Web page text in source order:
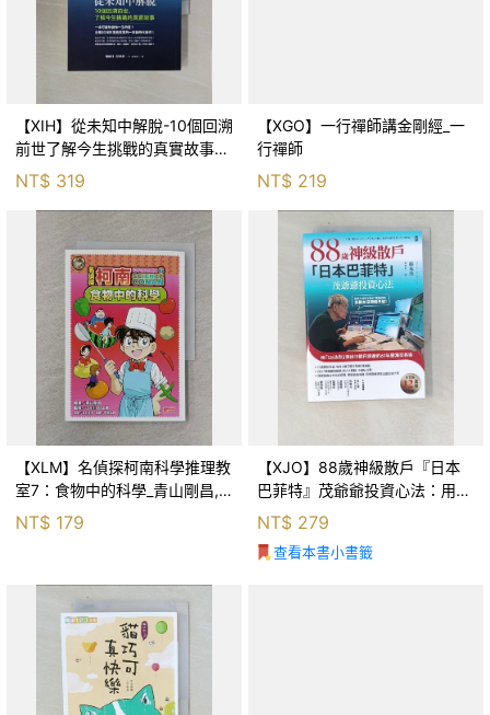
【XIH】從未知中解脫-10個回溯
前世了解今生挑戰的真實故事_
羅伯特．舒
NT$ 319
【XGO】一行禪師講金剛經_一
行禪師
NT$ 219
【XLM】名偵探柯南科學推理教
室7：食物中的科學_青山剛昌,
NT$ 179
【XJO】88歲神級散戶『日本
巴菲特』茂爺爺投資心法：用
「126法則」滾出18億円資產的
69年股海交易術_藤本茂, 賴惠
鈴
NT$ 279
查看本書小書籤